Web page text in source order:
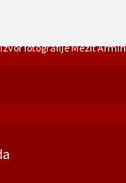
Izvor fotografije Mezit Armin